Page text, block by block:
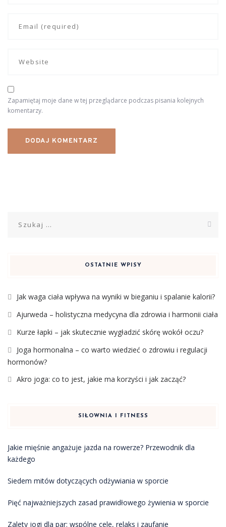
Zapamiętaj moje dane w tej przeglądarce podczas pisania kolejnych
komentarzy.
OSTATNIE WPISY
Jak waga ciała wpływa na wyniki w bieganiu i spalanie kalorii?
Ajurweda – holistyczna medycyna dla zdrowia i harmonii ciała
Kurze łapki – jak skutecznie wygładzić skórę wokół oczu?
Joga hormonalna – co warto wiedzieć o zdrowiu i regulacji
hormonów?
Akro joga: co to jest, jakie ma korzyści i jak zacząć?
SIŁOWNIA I FITNESS
Jakie mięśnie angażuje jazda na rowerze? Przewodnik dla
każdego
Siedem mitów dotyczących odżywiania w sporcie
Pięć najważniejszych zasad prawidłowego żywienia w sporcie
Zalety jogi dla par: wspólne cele, relaks i zaufanie